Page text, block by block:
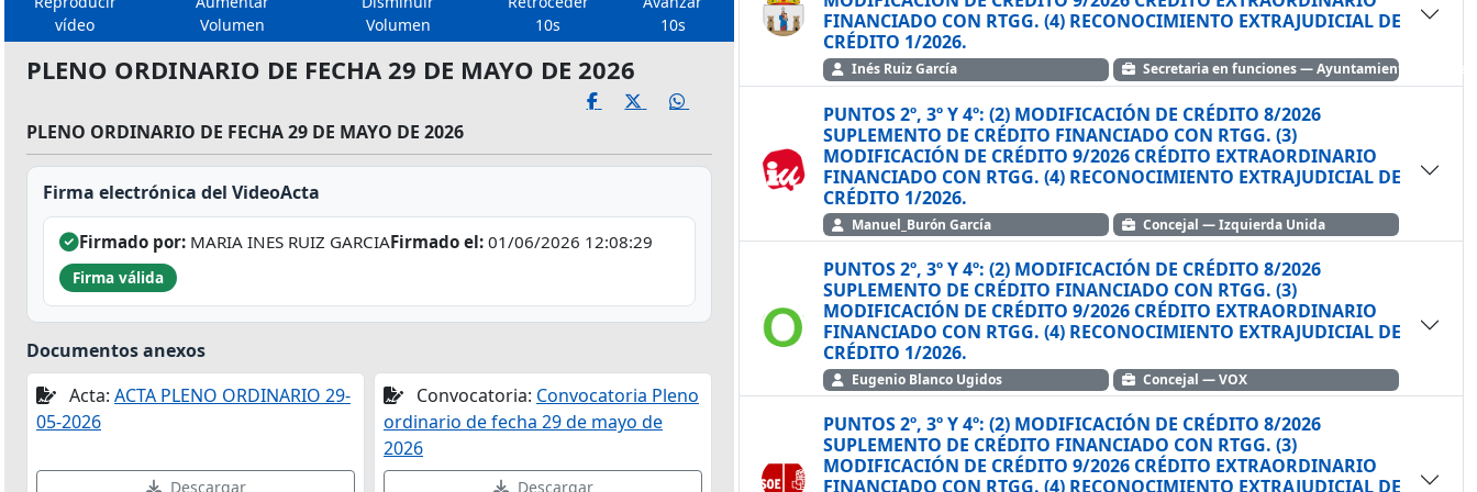
vídeo
Volumen
Volumen
10s
10s
PLENO ORDINARIO DE FECHA 29 DE MAYO DE 2026
PLENO ORDINARIO DE FECHA 29 DE MAYO DE 2026
Firma electrónica del VideoActa
Firmado por: MARIA INES RUIZ GARCIAFirmado el: 01/06/2026 12:08:29
Firma válida
Documentos anexos
Acta: ACTA PLENO ORDINARIO 29-
05-2026
Descargar
Convocatoria: Convocatoria Pleno
ordinario de fecha 29 de mayo de
2026
Descargar
FINANCIADO CON RTGG. (4) RECONOCIMIENTO EXTRAJUDICIAL DE
CRÉDITO 1/2026.
Inés Ruiz García Secretaria en funciones — Ayuntamiento de
PUNTOS 2º, 3º Y 4º: (2) MODIFICACIÓN DE CRÉDITO 8/2026
SUPLEMENTO DE CRÉDITO FINANCIADO CON RTGG. (3)
MODIFICACIÓN DE CRÉDITO 9/2026 CRÉDITO EXTRAORDINARIO
FINANCIADO CON RTGG. (4) RECONOCIMIENTO EXTRAJUDICIAL DE
CRÉDITO 1/2026.
Manuel_Burón García Concejal — Izquierda Unida
PUNTOS 2º, 3º Y 4º: (2) MODIFICACIÓN DE CRÉDITO 8/2026
SUPLEMENTO DE CRÉDITO FINANCIADO CON RTGG. (3)
MODIFICACIÓN DE CRÉDITO 9/2026 CRÉDITO EXTRAORDINARIO
FINANCIADO CON RTGG. (4) RECONOCIMIENTO EXTRAJUDICIAL DE
CRÉDITO 1/2026.
Eugenio Blanco Ugidos Concejal — VOX
PUNTOS 2º, 3º Y 4º: (2) MODIFICACIÓN DE CRÉDITO 8/2026
SUPLEMENTO DE CRÉDITO FINANCIADO CON RTGG. (3)
MODIFICACIÓN DE CRÉDITO 9/2026 CRÉDITO EXTRAORDINARIO
FINANCIADO CON RTGG. (4) RECONOCIMIENTO EXTRAJUDICIAL DE